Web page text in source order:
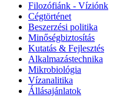
Filozófiánk - Víziónk
Cégtörténet
Beszerzési politika
Minőségbiztosítás
Kutatás & Fejlesztés
Alkalmazástechnika
Mikrobiológia
Vízanalitika
Állásajánlatok